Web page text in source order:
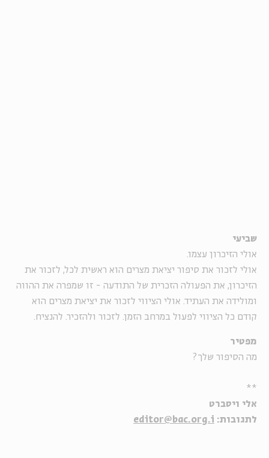
שביעי
אולי הזיכרון עצמו.
אולי לזכור את סיפור יציאת מצרים הוא ראשית לכל, לזכור את
הזיכרון, את הפעולה הזכרית של התודעה - זו שמפרה את ההווה
ומולידה את העתיד. אולי הציווי לזכור את יציאת מצרים הוא
קודם כל הציווי לפעול במרחב הזמן. לזכור ולהזכיר. להנציח.
מפטיר
מה הסיפור שלך?
**
אלי ויסברט
לתגובות: editor@bac.org.i